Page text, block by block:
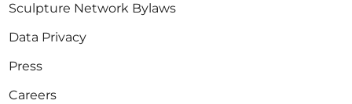
Sculpture Network Bylaws
Data Privacy
Press
Careers